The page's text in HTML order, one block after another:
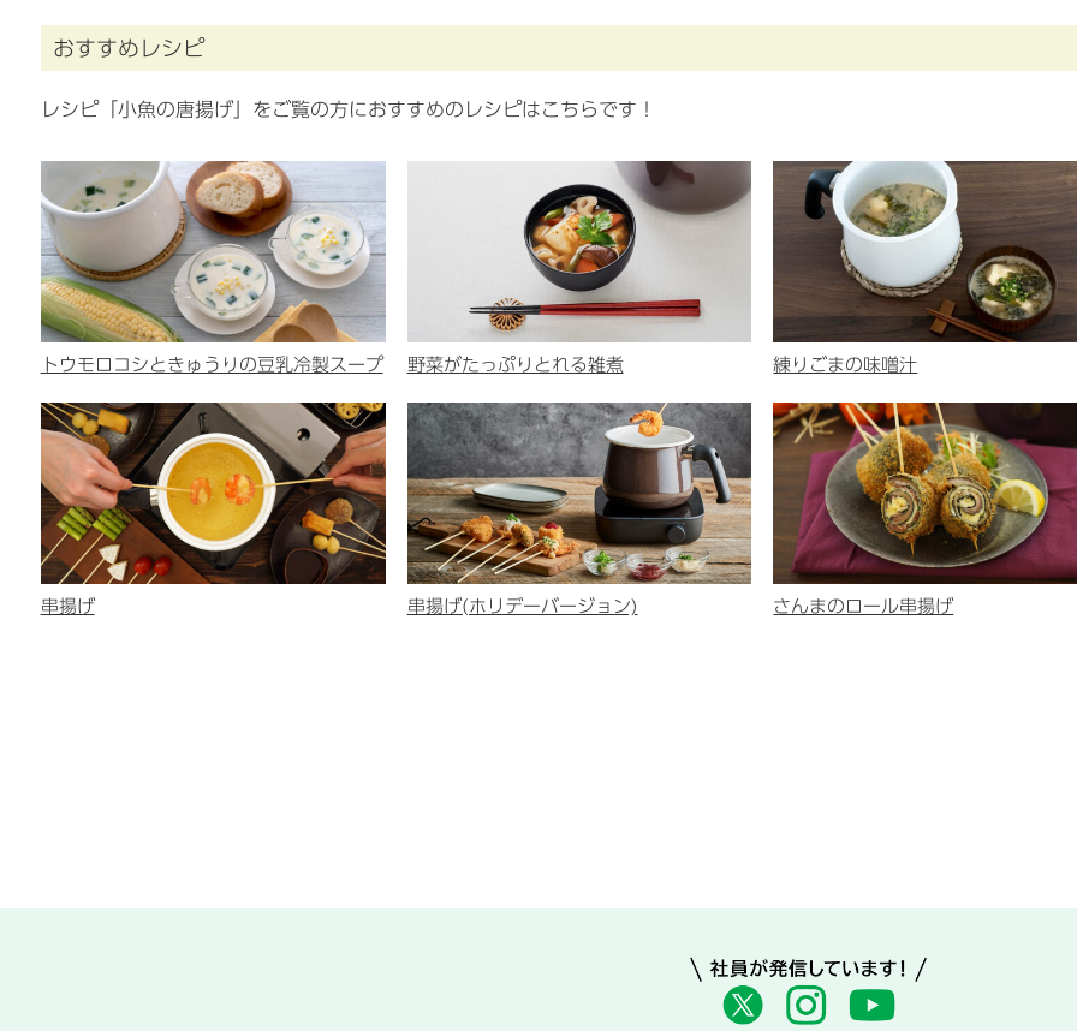
おすすめレシピ
レシピ「小魚の唐揚げ」をご覧の方におすすめのレシピはこちらです！
トウモロコシときゅうりの豆乳冷製スープ 野菜がたっぷりとれる雑煮 練りごまの味噌汁
串揚げ 串揚げ(ホリデーバージョン) さんまのロール串揚げ